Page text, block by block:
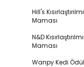
Hill's
Maması
N&D
Maması
Wanpy Kedi